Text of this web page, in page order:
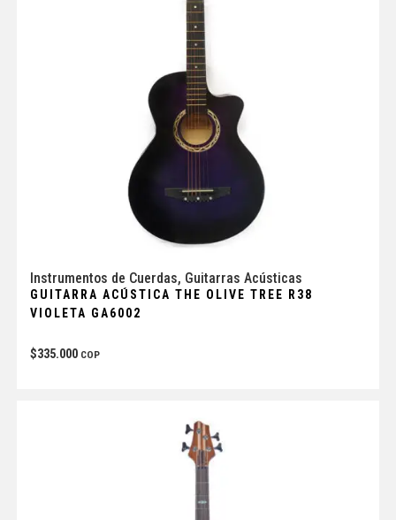
Instrumentos de Cuerdas, Guitarras Acústicas
GUITARRA ACÚSTICA THE OLIVE TREE R38
VIOLETA GA6002
$335.000 COP